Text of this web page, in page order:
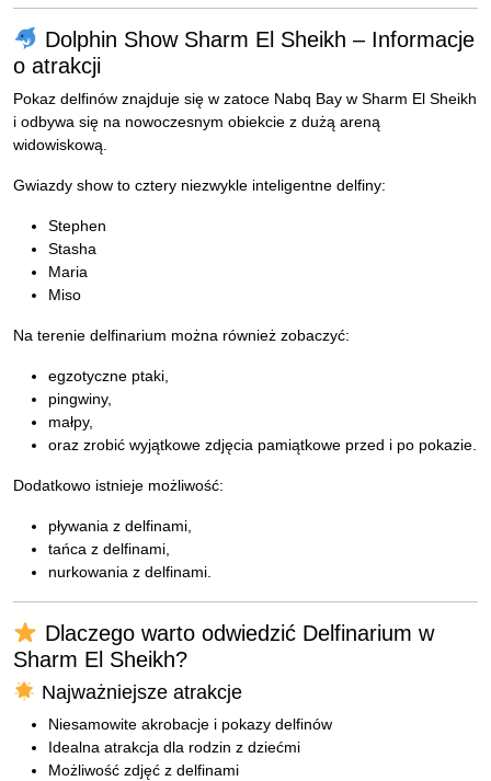
Dolphin Show Sharm El Sheikh – Informacje
o atrakcji
Pokaz delfinów znajduje się w zatoce Nabq Bay w Sharm El Sheikh
i odbywa się na nowoczesnym obiekcie z dużą areną
widowiskową.
Gwiazdy show to cztery niezwykle inteligentne delfiny:
Stephen
Stasha
Maria
Miso
Na terenie delfinarium można również zobaczyć:
egzotyczne ptaki,
pingwiny,
małpy,
oraz zrobić wyjątkowe zdjęcia pamiątkowe przed i po pokazie.
Dodatkowo istnieje możliwość:
pływania z delfinami,
tańca z delfinami,
nurkowania z delfinami.
Dlaczego warto odwiedzić Delfinarium w
Sharm El Sheikh?
Najważniejsze atrakcje
Niesamowite akrobacje i pokazy delfinów
Idealna atrakcja dla rodzin z dziećmi
Możliwość zdjęć z delfinami